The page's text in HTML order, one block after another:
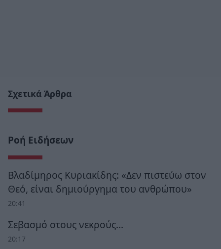
Σχετικά Άρθρα
Ροή Ειδήσεων
Βλαδίμηρος Κυριακίδης: «Δεν πιστεύω στον
Θεό, είναι δημιούργημα του ανθρώπου»
20:41
Σεβασμό στους νεκρούς…
20:17